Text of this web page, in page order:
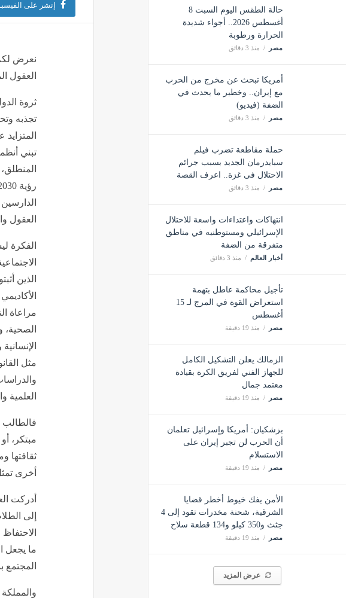
حالة الطقس اليوم السبت 8
أغسطس 2026.. أجواء شديدة
الحرارة ورطوبة
مصر منذ 3 دقائق
أمريكا تبحث عن مخرج من الحرب
مع إيران.. وخطير ما يحدث في
الضفة (فيديو)
مصر منذ 3 دقائق
حملة مقاطعة تضرب فيلم
سبايدرمان الجديد بسبب جرائم
الاحتلال فى غزة.. اعرف القصة
مصر منذ 3 دقائق
انتهاكات واعتداءات واسعة للاحتلال
الإسرائيلي ومستوطنيه في مناطق
متفرقة من الضفة
أخبار العالم منذ 3 دقائق
تأجيل محاكمة عاطل بتهمة
استعراض القوة في المرج لـ 15
أغسطس
مصر منذ 19 دقيقة
الزمالك يعلن التشكيل الكامل
للجهاز الفني لفريق الكرة بقيادة
معتمد جمال
مصر منذ 19 دقيقة
بزشكيان: أمريكا وإسرائيل تعلمان
أن الحرب لن تجبر إيران على
الاستسلام
مصر منذ 19 دقيقة
الأمن يفك خيوط أخطر قضايا
الشرقية، شحنة مخدرات تقود إلى 4
جثث و350 كيلو و134 قطعة سلاح
مصر منذ 19 دقيقة
عرض المزيد
إنشر على
نعرض لكم
العقول
ثروة
تجذبه
تبني
العقول
الفكرة
الذين
مراعاة
الصحية،
مثل
العلمية
مبتكر،
ثقافتها
أخرى
أدركت
إلى
ما يجعل
المجتمع